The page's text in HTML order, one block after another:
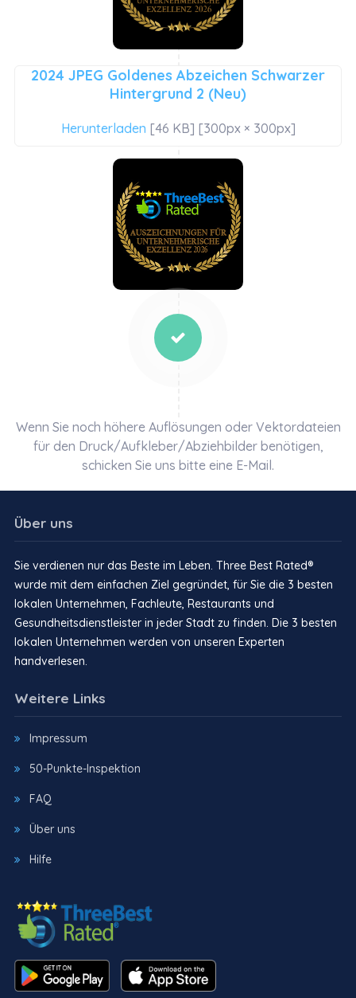
2024 JPEG Goldenes Abzeichen Schwarzer
Hintergrund 2 (Neu)
Herunterladen [46 KB] [300px × 300px]
Wenn Sie noch höhere Auflösungen oder Vektordateien
für den Druck/Aufkleber/Abziehbilder benötigen,
schicken Sie uns bitte eine E-Mail.
Über uns
Sie verdienen nur das Beste im Leben. Three Best Rated®
wurde mit dem einfachen Ziel gegründet, für Sie die 3 besten
lokalen Unternehmen, Fachleute, Restaurants und
Gesundheitsdienstleister in jeder Stadt zu finden. Die 3 besten
lokalen Unternehmen werden von unseren Experten
handverlesen.
Weitere Links
Impressum
50-Punkte-Inspektion
FAQ
Über uns
Hilfe